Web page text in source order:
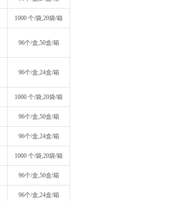
1000 个/袋,20袋/箱
96个/盒,50盒/箱
96个/盒,24盒/箱
1000 个/袋,20袋/箱
96个/盒,50盒/箱
96个/盒,24盒/箱
1000 个/袋,20袋/箱
96个/盒,50盒/箱
96个/盒,24盒/箱